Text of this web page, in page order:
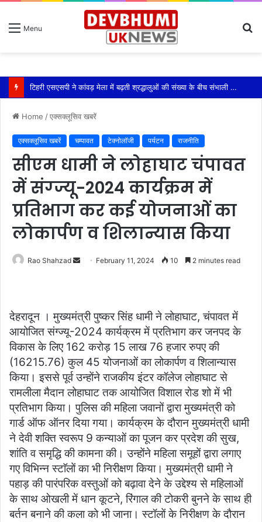
Menu
टिहरी एसएसपी ने कांवड़ मेला में बढ़ती श्रद्धालुओं की संख्या के बीच संभाली यातायात की कमान
Home /एक्सक्लूसिव खबरें
एक्सक्लूसिव खबरें चम्पावत टेक्नोलॉजी पर्यटन राजनीति
सीएम धामी ने लोहाघाट चंपावत
में संग्ज्यू-2024 कार्यक्रम में
प्रतिभाग कर कई योजनाओं का
लोकार्पण व शिलान्यास किया
Rao Shahzad
Send February 11, 2024 10 2 minutes read
देहरादून । मुख्यमंत्री पुष्कर सिंह धामी ने लोहाघाट, चंपावत में
आयोजित संग्ज्यू-2024 कार्यक्रम में प्रतिभाग कर जनपद के
विकास के लिए 162 करोड़ 15 लाख 76 हजार रुपए की
(16215.76) कुल 45 योजनाओं का लोकार्पण व शिलान्यास
किया। इससे पूर्व उन्होंने राजकीय इंटर कॉलेज लोहाघाट से
रामलीला मैदान लोहाघाट तक आयोजित विशाल रोड शो में भी
प्रतिभाग किया। पुलिस की महिला जवानों द्वारा मुख्यमंत्री को
गार्ड ऑफ ऑनर दिया गया। कार्यक्रम के दौरान मुख्यमंत्री धामी
ने देवी शक्ति स्वरूप 9 कन्याओं का पूजन कर प्रदेश की सुख,
शांति व समृद्धि की कामना की। उन्होंने महिला समूहों द्वारा लगाए
गए विभिन्न स्टाॅलों का भी निरीक्षण किया। मुख्यमंत्री धामी ने
पहाड़ की पारंपरिक वस्तुओं को बढ़ावा देने के उद्देश्य से महिलाओं
के साथ ओखली में धान कूटने, रिंगाल की टोकरी बुनने के साथ ही
बर्तन बनाने की कला को भी जाना। स्टॉलों के निरीक्षण के दौरान